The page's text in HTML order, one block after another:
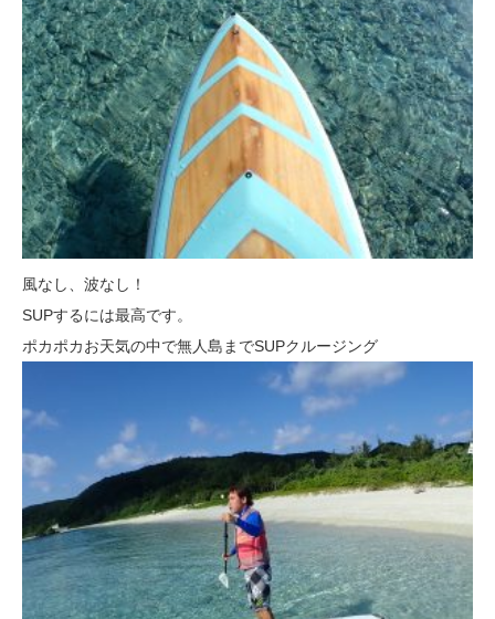
風なし、波なし！
SUPするには最高です。
ポカポカお天気の中で無人島までSUPクルージング